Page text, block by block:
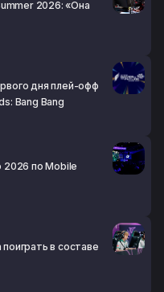
2026: «Она
дня плей-офф
Bang Bang
2026 по Mobile
в составе